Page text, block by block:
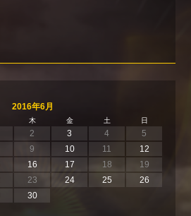
2016年6月
木 金 土 日
2 3 4
5
9 10 11
12
16 17 18
19
23 24 25
26
30